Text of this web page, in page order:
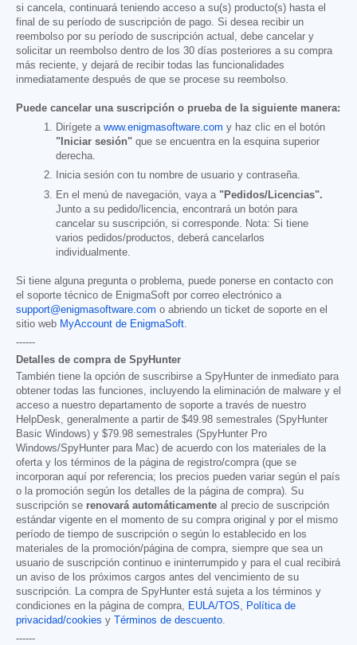
si cancela, continuará teniendo acceso a su(s) producto(s) hasta el
final de su período de suscripción de pago. Si desea recibir un
reembolso por su período de suscripción actual, debe cancelar y
solicitar un reembolso dentro de los 30 días posteriores a su compra
más reciente, y dejará de recibir todas las funcionalidades
inmediatamente después de que se procese su reembolso.
Puede cancelar una suscripción o prueba de la siguiente manera:
Dirígete a www.enigmasoftware.com y haz clic en el botón
"Iniciar sesión" que se encuentra en la esquina superior
derecha.
Inicia sesión con tu nombre de usuario y contraseña.
En el menú de navegación, vaya a "Pedidos/Licencias".
Junto a su pedido/licencia, encontrará un botón para
cancelar su suscripción, si corresponde. Nota: Si tiene
varios pedidos/productos, deberá cancelarlos
individualmente.
Si tiene alguna pregunta o problema, puede ponerse en contacto con
el soporte técnico de EnigmaSoft por correo electrónico a
support@enigmasoftware.com o abriendo un ticket de soporte en el
sitio web MyAccount de EnigmaSoft
------
Detalles de compra de SpyHunter
También tiene la opción de suscribirse a SpyHunter de inmediato para
obtener todas las funciones, incluyendo la eliminación de malware y el
acceso a nuestro departamento de soporte a través de nuestro
HelpDesk, generalmente a partir de $49.98 semestrales (SpyHunter
Basic Windows) y $79.98 semestrales (SpyHunter Pro
Windows/SpyHunter para Mac) de acuerdo con los materiales de la
oferta y los términos de la página de registro/compra (que se
incorporan aquí por referencia; los precios pueden variar según el país
o la promoción según los detalles de la página de compra). Su
suscripción se renovará automáticamente al precio de suscripción
estándar vigente en el momento de su compra original y por el mismo
período de tiempo de suscripción o según lo establecido en los
materiales de la promoción/página de compra, siempre que sea un
usuario de suscripción continuo e ininterrumpido y para el cual recibirá
un aviso de los próximos cargos antes del vencimiento de su
suscripción. La compra de SpyHunter está sujeta a los términos y
condiciones en la página de compra,
EULA/TOS
Política de
privacidad/cookies y Términos de descuento
------